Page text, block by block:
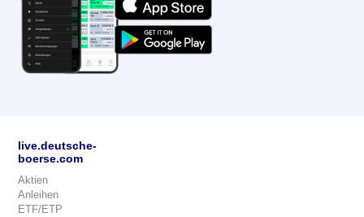
live.deutsche-
boerse.com
Aktien
Anleihen
ETF/ETP